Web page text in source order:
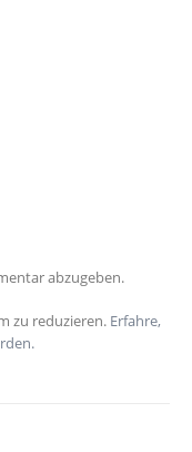
abzugeben.
zu reduzieren. Erfahre,